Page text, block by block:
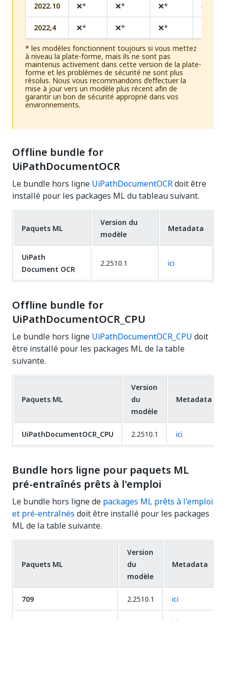
2022.10 ❌* ❌* ❌* ✅
2022,4 ❌* ❌* ❌*
❌*
* les modèles fonctionnent toujours si vous mettez
à niveau la plate-forme, mais ils ne sont pas
maintenus activement dans cette version de la plate-
forme et les problèmes de sécurité ne sont plus
résolus. Nous vous recommandons d’effectuer la
mise à jour vers un modèle plus récent afin de
garantir un bon de sécurité approprié dans vos
environnements.
Offline bundle for
UiPathDocumentOCR
Le bundle hors ligne UiPathDocumentOCRdoit être
installé pour les packages ML du tableau suivant.
Paquets ML
Version du
modèle
Metadata
UiPath
Document OCR
2.2510.1 ici
Offline bundle for
UiPathDocumentOCR_CPU
Le bundle hors ligne UiPathDocumentOCR_CPU doit
être installé pour les packages ML de la table
suivante.
Paquets ML
Version
du
modèle
Metadata
UiPathDocumentOCR_CPU 2.2510.1 ici
Bundle hors ligne pour paquets ML
pré-entraînés prêts à l'emploi
Le bundle hors ligne de packages ML prêts à l'emploi
et pré-entraînés doit être installé pour les packages
ML de la table suivante.
Paquets ML
Version
du
modèle
Metadata
709 2.2510.1 ici
ici